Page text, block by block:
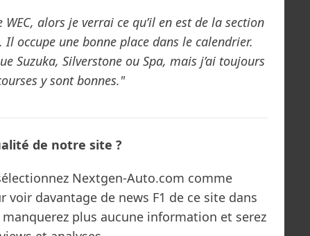
alors je verrai ce qu’il en est de la section
occupe une bonne place dans le calendrier.
Suzuka, Silverstone ou Spa, mais j’ai toujours
y sont bonnes."
de notre site ?
Nextgen-Auto.com comme
davantage de news F1 de ce site dans
plus aucune information et serez